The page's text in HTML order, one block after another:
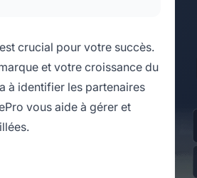
crucial pour votre succès.
et votre croissance du
à identifier les partenaires
vous aide à gérer et